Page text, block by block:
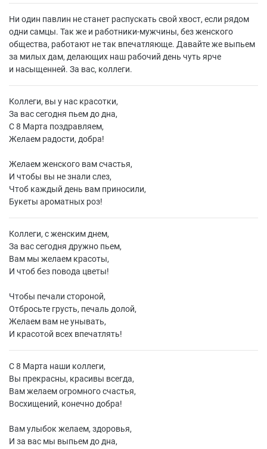
Ни один павлин не станет распускать свой хвост, если рядом
одни самцы. Так же и работники-мужчины, без женского
общества, работают не так впечатляюще. Давайте же выпьем
за милых дам, делающих наш рабочий день чуть ярче
и насыщенней. За вас, коллеги.
Коллеги, вы у нас красотки,
За вас сегодня пьем до дна,
С 8 Марта поздравляем,
Желаем радости, добра!
Желаем женского вам счастья,
И чтобы вы не знали слез,
Чтоб каждый день вам приносили,
Букеты ароматных роз!
Коллеги, с женским днем,
За вас сегодня дружно пьем,
Вам мы желаем красоты,
И чтоб без повода цветы!
Чтобы печали стороной,
Отбросьте грусть, печаль долой,
Желаем вам не унывать,
И красотой всех впечатлять!
С 8 Марта наши коллеги,
Вы прекрасны, красивы всегда,
Вам желаем огромного счастья,
Восхищений, конечно добра!
Вам улыбок желаем, здоровья,
И за вас мы выпьем до дна,